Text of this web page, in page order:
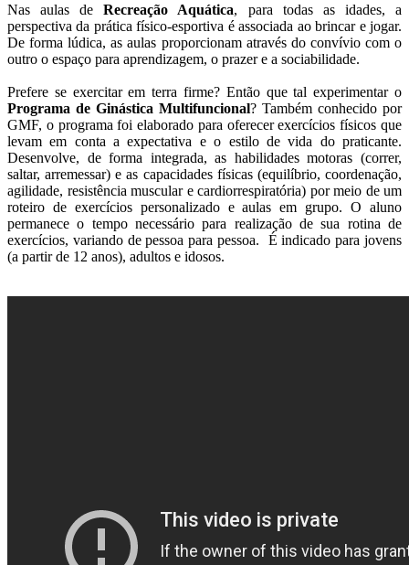
Nas aulas deRecreação Aquática, para todas as idades, a
perspectiva da prática físico-esportiva é associada ao brincar e jogar.
De forma lúdica, as aulas proporcionam através do convívio com o
outro o espaço para aprendizagem, o prazer e a sociabilidade.
Prefere se exercitar em terra firme? Então que tal experimentar o
Programa de Ginástica Multifuncional? Também conhecido por
GMF, o programa foi elaborado para oferecer exercícios físicos que
levam em conta a expectativa e o estilo de vida do praticante.
Desenvolve, de forma integrada, as habilidades motoras (correr,
saltar, arremessar) e as capacidades físicas (equilíbrio, coordenação,
agilidade, resistência muscular e cardiorrespiratória) por meio de um
roteiro de exercícios personalizado e aulas em grupo. O aluno
permanece o tempo necessário para realização de sua rotina de
exercícios, variando de pessoa para pessoa. É indicado para jovens
(a partir de 12 anos), adultos e idosos.